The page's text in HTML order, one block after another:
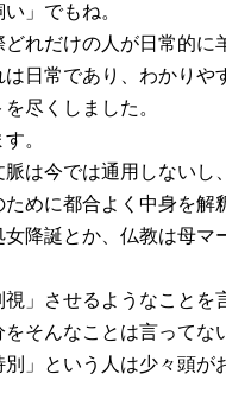
」でもね。
れだけの人が日常的に
日常であり、わかりや
尽くしました。
。
は今では通用しないし
めに都合よく中身を解
降誕とか、仏教は母マ
」させるようなことを
そんなことは言ってな
」という人は少々頭が